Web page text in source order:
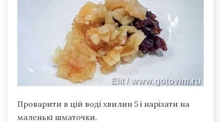
Проварити в цій воді хвилин 5 і нарізати на
маленькі шматочки.